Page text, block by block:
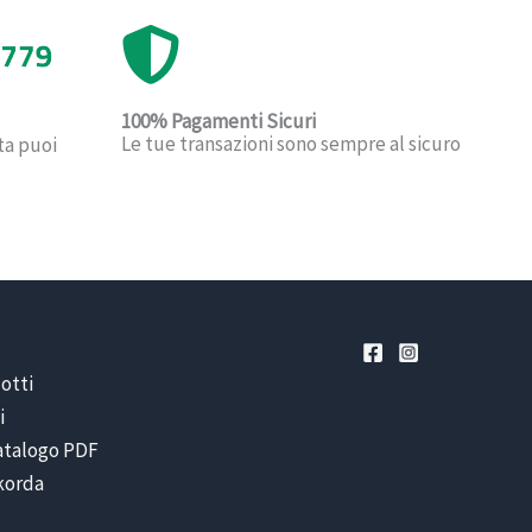
puoi
100% Pagamenti Sicuri
Le tue transazioni sono sempre al sicuro
PDF